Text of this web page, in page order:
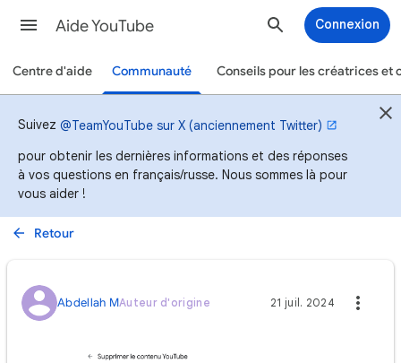
Aide YouTube Connexion
Centre d'aide Communauté Conseils pour les créatrices et
Suivez @TeamYouTube sur X (anciennement Twitter)
pour obtenir les dernières informations et des réponses
à vos questions en français/russe. Nous sommes là pour
vous aider !
Retour
Abdellah MAuteur d'origine 21 juil. 2024